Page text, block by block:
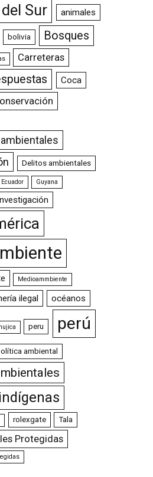
Sur animales
bolivia Bosques
Carreteras
Coca
Delitos ambientales
Ecuador Guyana
Medioammbiente
ilegal océanos
peru perú
ambiental
rolexgate Tala
Protegidas